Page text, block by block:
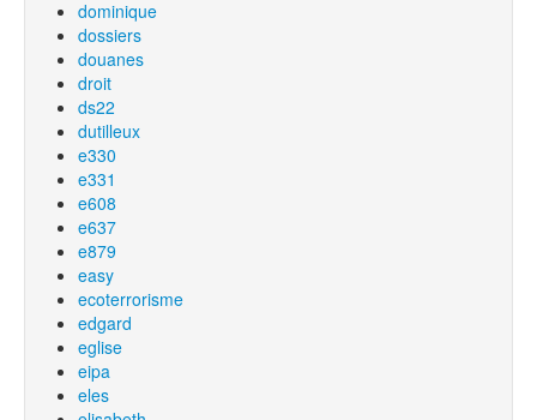
dominique
dossiers
douanes
droit
ds22
dutilleux
e330
e331
e608
e637
e879
easy
ecoterrorisme
edgard
eglise
eipa
eles